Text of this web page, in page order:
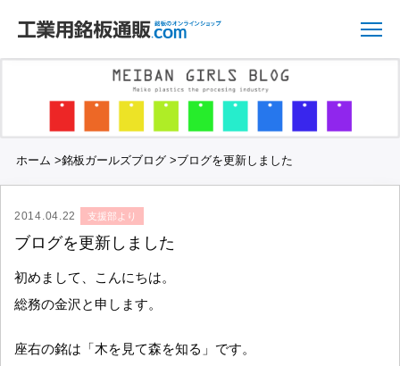
ホーム >銘板ガールズブログ>ブログを更新しました
2014.04.22 支援部より
ブログを更新しました
初めまして、こんにちは。
総務の金沢と申します。
座右の銘は「木を見て森を知る」です。